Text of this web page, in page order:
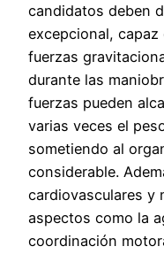
candidatos deben
excepcional,
fuerzas
durante las
fuerzas pueden
varias veces el
sometiendo al
considerable.
cardiovasculares y
aspectos como la
coordinación